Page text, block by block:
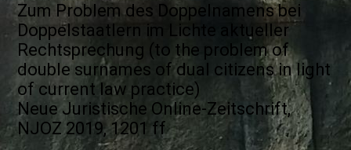
Zum Problem des Doppelnamens bei
Doppelstaatlern im Lichte aktueller
Rechtsprechung (to the problem of
double surnames of dual citizens in light
of current law practice)
Neue Juristische Online-Zeitschrift,
NJOZ 2019, 1201 ff